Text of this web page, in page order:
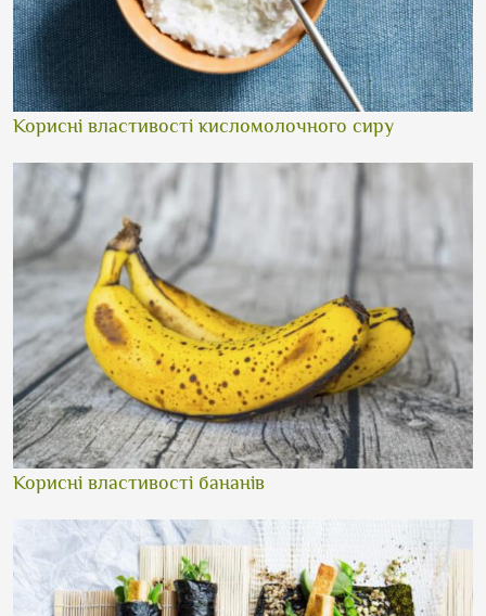
Корисні властивості кисломолочного сиру
Корисні властивості бананів